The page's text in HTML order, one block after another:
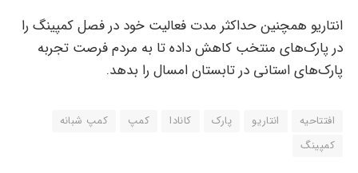
انتاریو همچنین حداکثر مدت فعالیت خود در فصل کمپینگ را
در پارک‌های منتخب کاهش داده تا به مردم فرصت تجربه
پارک‌های استانی در تابستان امسال را بدهد.
افتتاحیه انتاریو پارک کانادا کمپ
کمپ شبانه
کمپینگ